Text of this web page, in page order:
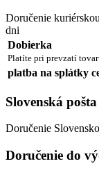
Doručenie
dni
Dobierka
Platíte pri prevzatí
platba na splátky
Slovenská pošta
Doručenie
Doručenie do